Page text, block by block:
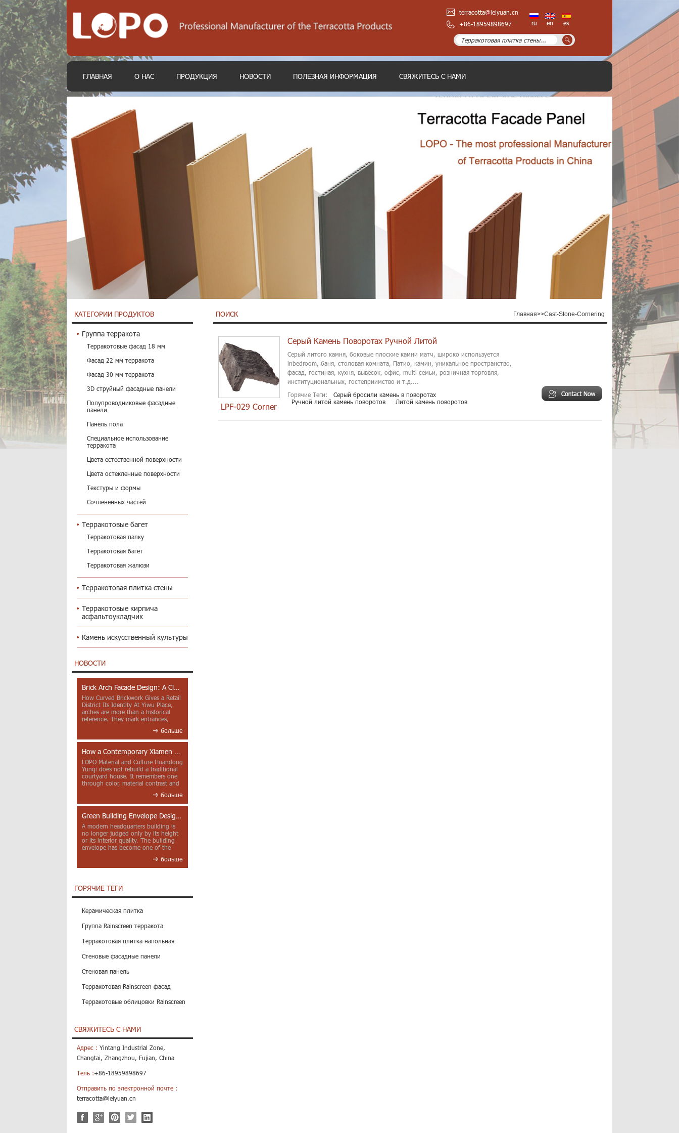
terracotta@leiyuan.cn
+86-18959898697
ru en es
ГЛАВНАЯ О НАС ПРОДУКЦИЯ НОВОСТИ ПОЛЕЗНАЯ ИНФОРМАЦИЯ СВЯЖИТЕСЬ С НАМИ
КАТЕГОРИИ ПРОДУКТОВ
Группа терракота
Терракотовые фасад 18 мм
Фасад 22 мм терракота
Фасад 30 мм терракота
3D струйный фасадные панели
Полупроводниковые фасадные
панели
Панель пола
Специальное использование
терракота
Цвета естественной поверхности
Цвета остекленные поверхности
Текстуры и формы
Сочлененных частей
Терракотовые багет
Терракотовая палку
Терракотовая багет
Терракотовая жалюзи
Терракотовая плитка стены
Терракотовые кирпича
асфальтоукладчик
Камень искусственный культуры
НОВОСТИ
Brick Arch Facade Design: A Closer Look at Yiwu Place
How Curved Brickwork Gives a Retail
District Its Identity At Yiwu Place,
arches are more than a historical
reference. They mark entrances,
больше
How a Contemporary Xiamen Project Reframes Minnan Red Brick
LOPO Material and Culture Huandong
Yunqi does not rebuild a traditional
courtyard house. It remembers one
through color, material contrast and
больше
Green Building Envelope Design: Clay Sunscreen Fins for Modern Headquarters Architecture
A modern headquarters building is
no longer judged only by its height
or its interior quality. The building
envelope has become one of the
больше
ГОРЯЧИЕ ТЕГИ
Керамическая плитка
Группа Rainscreen терракота
Терракотовая плитка напольная
Стеновые фасадные панели
Стеновая панель
Терракотовая Rainscreen фасад
Терракотовые облицовки Rainscreen
СВЯЖИТЕСЬ С НАМИ
Адрес : Yintang Industrial Zone,
Changtai, Zhangzhou, Fujian, China
Тель :+86-18959898697
Отправить по электронной почте :
terracotta@leiyuan.cn
ПОИСК Главная>>Cast-Stone-Cornering
LPF-029 Corner
Серый Камень Поворотах Ручной Литой
Серый литого камня, боковые плоские камни матч, широко используется
inbedroom, баня, столовая комната, Патио, камин, уникальное пространство,
фасад, гостиная, кухня, вывесок, офис, multi семьи, розничная торговля,
институциональных, гостеприимство и т.д....
Горячие Теги:
Серый бросили камень в поворотах
Ручной литой камень поворотов
Литой камень поворотов